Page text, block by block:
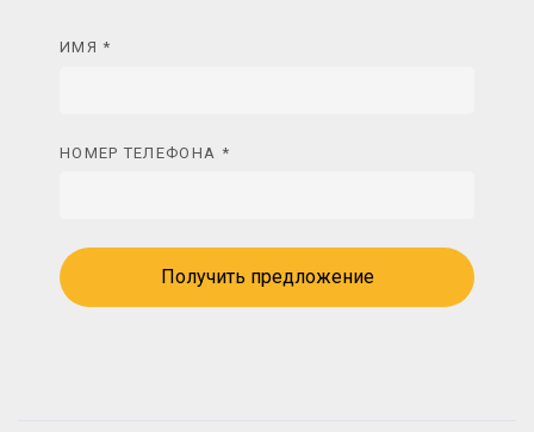
ИМЯ *
НОМЕР ТЕЛЕФОНА *
Получить предложение